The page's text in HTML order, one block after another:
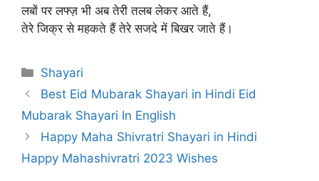
लबों पर लफ्ज़ भी अब तेरी तलब लेकर आते हैं,
तेरे जिक्र से महकते हैं तेरे सजदे में बिखर जाते हैं।
Categories
Shayari
Best Eid Mubarak Shayari in Hindi Eid
Mubarak Shayari In English
Happy Maha Shivratri Shayari in Hindi
Happy Mahashivratri 2023 Wishes